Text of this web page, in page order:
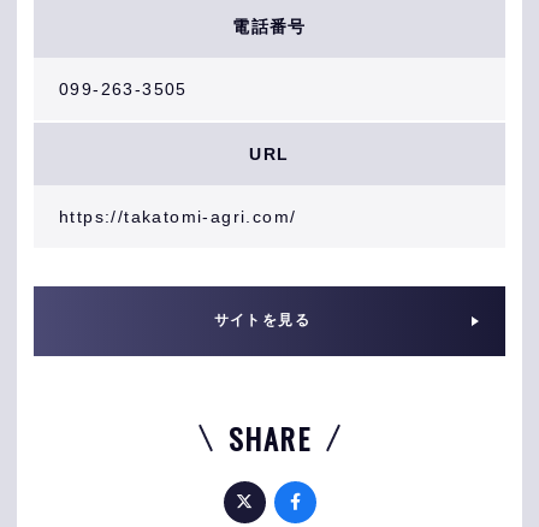
電話番号
099-263-3505
URL
https://takatomi-agri.com/
サイトを見る
SHARE